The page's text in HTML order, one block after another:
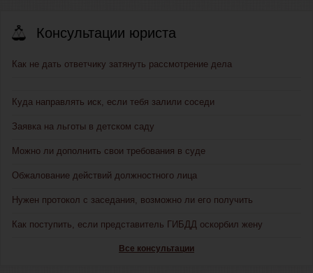
Консультации юриста
Как не дать ответчику затянуть рассмотрение дела
Куда направлять иск, если тебя залили соседи
Заявка на льготы в детском саду
Можно ли дополнить свои требования в суде
Обжалование действий должностного лица
Нужен протокол с заседания, возможно ли его получить
Как поступить, если представитель ГИБДД оскорбил жену
Все консультации